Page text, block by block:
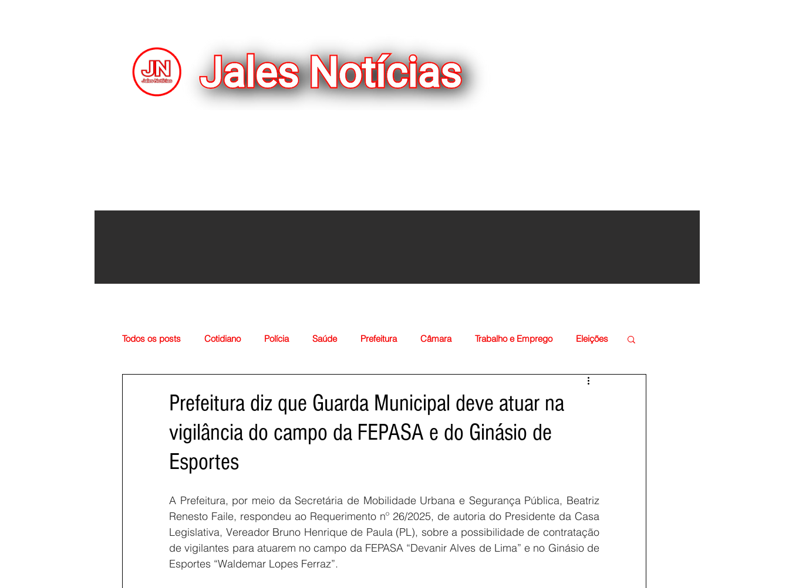
Voltar
Todos os posts Cotidiano Polícia Saúde Prefeitura Câmara Trabalho e Emprego Eleições
Prefeitura diz que Guarda Municipal deve atuar na
vigilância do campo da FEPASA e do Ginásio de
Esportes
A Prefeitura, por meio da Secretária de Mobilidade Urbana e Segurança Pública, Beatriz
Renesto Faile, respondeu ao Requerimento nº 26/2025, de autoria do Presidente da Casa
Legislativa, Vereador Bruno Henrique de Paula (PL), sobre a possibilidade de contratação
de vigilantes para atuarem no campo da FEPASA “Devanir Alves de Lima” e no Ginásio de
Esportes “Waldemar Lopes Ferraz”.